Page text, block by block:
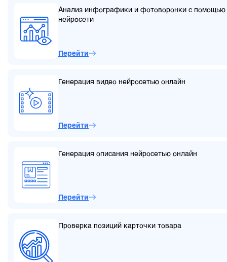
Анализ инфографики и фотоворонки с помощью
нейросети
Перейти
Генерация видео нейросетью онлайн
Перейти
Генерация описания нейросетью онлайн
Перейти
Проверка позиций карточки товара